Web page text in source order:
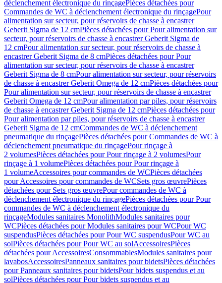
déclenchement électronique du rinçagePièces détachées pour
Commandes de WC à déclenchement électronique du rinçagePour
alimentation sur secteur, pour réservoirs de chasse à encastrer
Geberit Sigma de 12 cmPièces détachées pour Pour alimentation sur
secteur, pour réservoirs de chasse à encastrer Geberit Sigma de
12 cmPour alimentation sur secteur, pour réservoirs de chasse à
encastrer Geberit Sigma de 8 cmPièces détachées pour Pour
alimentation sur secteur, pour réservoirs de chasse à encastrer
Geberit Sigma de 8 cmPour alimentation sur secteur, pour réservoirs
de chasse à encastrer Geberit Omega de 12 cmPièces détachées pour
Pour alimentation sur secteur, pour réservoirs de chasse à encastrer
Geberit Omega de 12 cmPour alimentation par piles, pour réservoirs
de chasse à encastrer Geberit Sigma de 12 cmPièces détachées pour
Pour alimentation par piles, pour réservoirs de chasse à encastrer
Geberit Sigma de 12 cmCommandes de WC à déclenchement
pneumatique du rinçagePièces détachées pour Commandes de WC à
déclenchement pneumatique du rinçagePour rinçage à
2 volumesPièces détachées pour Pour rinçage à 2 volumesPour
rinçage à 1 volumePièces détachées pour Pour rinçage à
1 volumeAccessoires pour commandes de WCPièces détachées
pour Accessoires pour commandes de WCSets gros œuvrePièces
détachées pour Sets gros œuvrePour commandes de WC à
déclenchement électronique du rinçagePièces détachées pour Pour
commandes de WC à déclenchement électronique du
rinçageModules sanitaires MonolithModules sanitaires pour
WCPièces détachées pour Modules sanitaires pour WCPour WC
suspendusPièces détachées pour Pour WC suspendusPour WC au
solPièces détachées pour Pour WC au solAccessoiresPièces
détachées pour AccessoiresConsommablesModules sanitaires pour
lavabosAccessoiresPanneaux sanitaires pour bidetsPièces détachées
pour Panneaux sanitaires pour bidetsPour bidets suspendus et au
solPièces détachées pour Pour bidets suspendus et au